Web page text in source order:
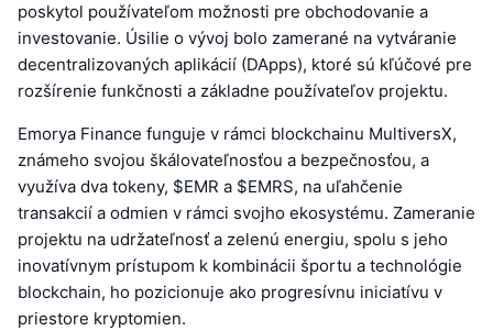
poskytol používateľom možnosti pre obchodovanie a
investovanie. Úsilie o vývoj bolo zamerané na vytváranie
decentralizovaných aplikácií (DApps), ktoré sú kľúčové pre
rozšírenie funkčnosti a základne používateľov projektu.
Emorya Finance funguje v rámci blockchainu MultiversX,
známeho svojou škálovateľnosťou a bezpečnosťou, a
využíva dva tokeny, $EMR a $EMRS, na uľahčenie
transakcií a odmien v rámci svojho ekosystému. Zameranie
projektu na udržateľnosť a zelenú energiu, spolu s jeho
inovatívnym prístupom k kombinácii športu a technológie
blockchain, ho pozicionuje ako progresívnu iniciatívu v
priestore kryptomien.